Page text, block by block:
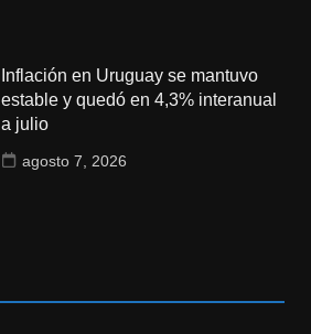
Inflación en Uruguay se mantuvo
estable y quedó en 4,3% interanual
a julio
agosto 7, 2026